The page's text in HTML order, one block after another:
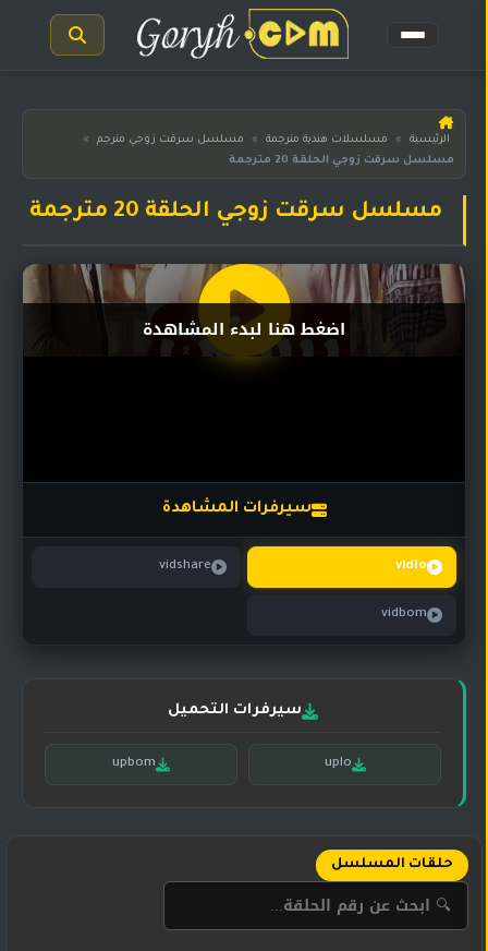
الرئيسية
مسلسلات
المترجمة
هندية
مدبلجة
مسلسلات
مسلسلات
تركي
مسلسلات
الرئيسية » مسلسلات هندية مترجمة » مسلسل سرقت زوجي مترجم
»
مسلسل سرقت زوجي الحلقة 20 مترجمة
مسلسل سرقت زوجي الحلقة 20 مترجمة
سيرفرات المشاهدة
vidlo
vidshare
vidbom
اضغط هنا لبدء المشاهدة
سيرفرات التحميل
uplo
upbom
حلقات المسلسل